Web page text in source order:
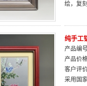
绘，复
纯手工
产品编
产品价
客户评
采用国